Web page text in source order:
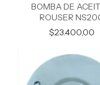
BOMBA DE
ROUSER
$23.400,00